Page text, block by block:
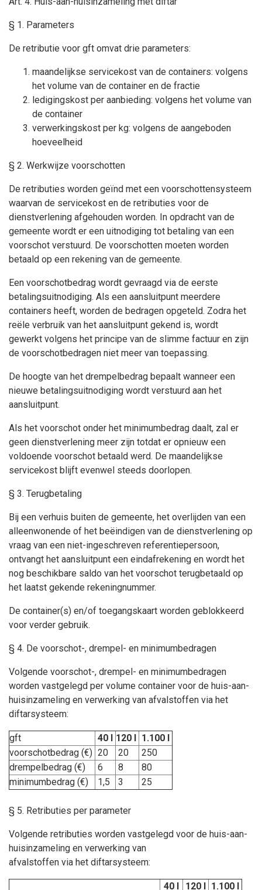
§ 1. Parameters
De retributie voor gft omvat drie parameters:
maandelijkse servicekost van de containers: volgens
het volume van de container en de fractie
ledigingskost per aanbieding: volgens het volume van
de container
verwerkingskost per kg: volgens de aangeboden
hoeveelheid
§ 2. Werkwijze voorschotten
De retributies worden geïnd met een voorschottensysteem
waarvan de servicekost en de retributies voor de
dienstverlening afgehouden worden. In opdracht van de
gemeente wordt er een uitnodiging tot betaling van een
voorschot verstuurd. De voorschotten moeten worden
betaald op een rekening van de gemeente.
Een voorschotbedrag wordt gevraagd via de eerste
betalingsuitnodiging. Als een aansluitpunt meerdere
containers heeft, worden de bedragen opgeteld. Zodra het
reële verbruik van het aansluitpunt gekend is, wordt
gewerkt volgens het principe van de slimme factuur en zijn
de voorschotbedragen niet meer van toepassing.
De hoogte van het drempelbedrag bepaalt wanneer een
nieuwe betalingsuitnodiging wordt verstuurd aan het
aansluitpunt.
Als het voorschot onder het minimumbedrag daalt, zal er
geen dienstverlening meer zijn totdat er opnieuw een
voldoende voorschot betaald werd. De maandelijkse
servicekost blijft evenwel steeds doorlopen.
§ 3. Terugbetaling
Bij een verhuis buiten de gemeente, het overlijden van een
alleenwonende of het beëindigen van de dienstverlening op
vraag van een niet-ingeschreven referentiepersoon,
ontvangt het aansluitpunt een eindafrekening en wordt het
nog beschikbare saldo van het voorschot terugbetaald op
het laatst gekende rekeningnummer.
De container(s) en/of toegangskaart worden geblokkeerd
voor verder gebruik.
§ 4. De voorschot-, drempel- en minimumbedragen
Volgende voorschot-, drempel- en minimumbedragen
worden vastgelegd per volume container voor de huis-aan-
huisinzameling en verwerking van afvalstoffen via het
diftarsysteem:
gft 40 l 120 l 1.100 l
voorschotbedrag (€) 20 20
250
drempelbedrag (€)
6 8
80
minimumbedrag (€)
1,5 3 25
§ 5. Retributies per parameter
Volgende retributies worden vastgelegd voor de huis-aan-
huisinzameling en verwerking van
afvalstoffen via het diftarsysteem:
40 l 120 l 1.100 l